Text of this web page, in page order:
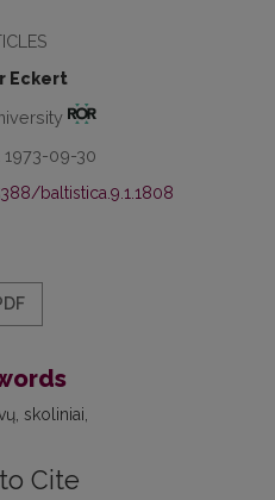
Eckert
09-30
baltistica.9.1.1808
skoliniai
Cite